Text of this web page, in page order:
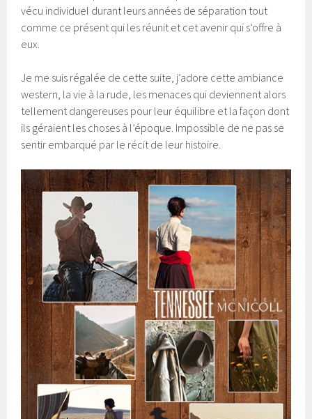
vécu individuel durant leurs années de séparation tout
comme ce présent qui les réunit et cet avenir qui s’offre à
eux.
Je me suis régalée de cette suite, j’adore cette ambiance
western, la vie à la rude, les menaces qui deviennent alors
tellement dangereuses pour leur équilibre et la façon dont
ils géraient les choses à l’époque. Impossible de ne pas se
sentir embarqué par le récit de leur histoire.